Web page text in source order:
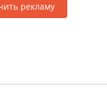
рекламу